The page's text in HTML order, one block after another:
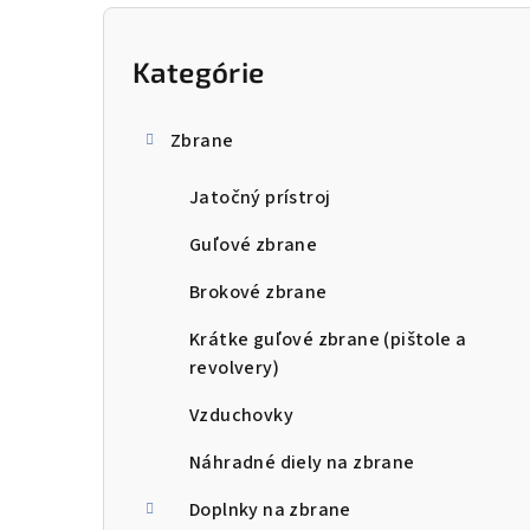
B
Preskočiť
kategórie
Kategórie
Zbrane
Jatočný prístroj
Guľové zbrane
Brokové zbrane
Krátke guľové zbrane (pištole a
revolvery)
Vzduchovky
Náhradné diely na zbrane
Doplnky na zbrane